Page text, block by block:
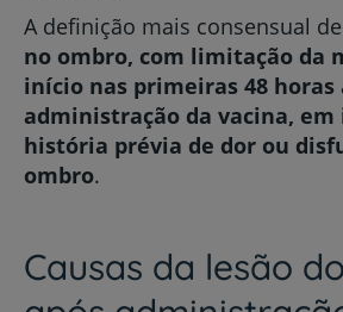
A definição mais consensual de
no ombro, com limitação da
início nas primeiras 48 horas
administração da vacina,
história prévia de dor ou
ombro.
Causas da lesão